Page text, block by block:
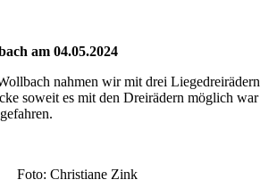
am 04.05.2024
nahmen wir mit drei Liegedreirädern
soweit es mit den Dreirädern möglich war
Foto: Christiane Zink